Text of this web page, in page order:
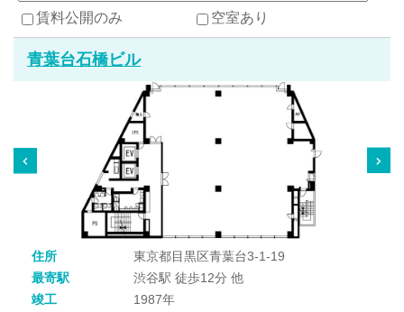
賃料公開のみ 空室あり
青葉台石橋ビル
住所
東京都目黒区青葉台3-1-19
最寄駅
渋谷駅 徒歩12分 他
竣工
1987年